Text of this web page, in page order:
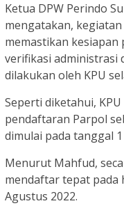
Ketua DPW Perindo
mengatakan,
memastikan
verifikasi administrasi
dilakukan oleh KPU
Seperti diketahui,
pendaftaran Parpol
dimulai pada tanggal
Menurut Mahfud,
mendaftar tepat pada
Agustus 2022.